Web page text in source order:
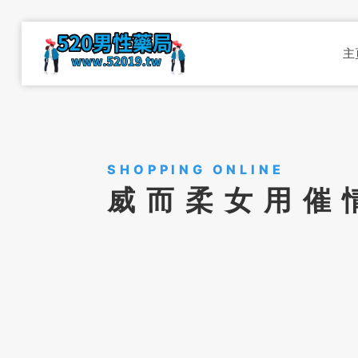
主
SHOPPING ONLINE
威而柔女用催